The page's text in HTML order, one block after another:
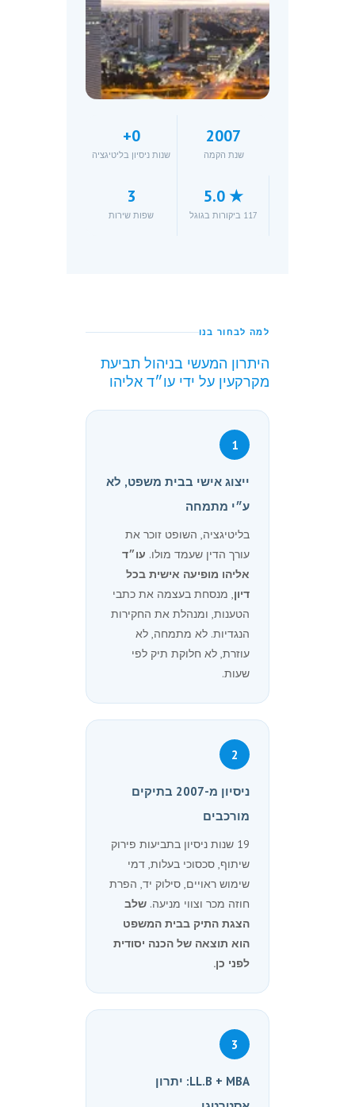
2007
שנת הקמה
0
+
שנות ניסיון בליטיגציה
★ 5.0
117 ביקורות בגוגל
3
שפות שירות
למה לבחור בנו
היתרון המעשי בניהול תביעת
מקרקעין על ידי עו״ד אליהו
1
ייצוג אישי בבית משפט, לא
ע״י מתמחה
בליטיגציה, השופט זוכר את
עורך הדין שעמד מולו. עו״ד
אליהו מופיעה אישית בכל
דיון, מנסחת בעצמה את כתבי
הטענות, ומנהלת את החקירות
הנגדיות. לא מתמחה, לא
עוזרת, לא חלוקת תיק לפי
שעות.
2
ניסיון מ-2007 בתיקים
מורכבים
19 שנות ניסיון בתביעות פירוק
שיתוף, סכסוכי בעלות, דמי
שימוש ראויים, סילוק יד, הפרת
חוזה מכר וצווי מניעה. שלב
הצגת התיק בבית המשפט
הוא תוצאה של הכנה יסודית
לפני כן.
3
LL.B + MBA: יתרון